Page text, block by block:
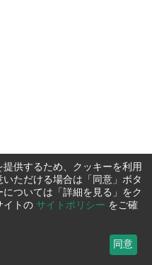
供するため、クッキーを利用
ただける場合は「同意」ボタ
ついては「詳細を見る」をク
イトの サイトポリシー をご確
同意